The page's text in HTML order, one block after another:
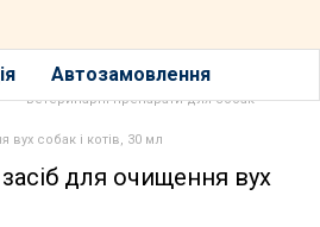
Автозамовлення
Ветеринарні препарати для собак
собак і котів, 30 мл
для очищення вух